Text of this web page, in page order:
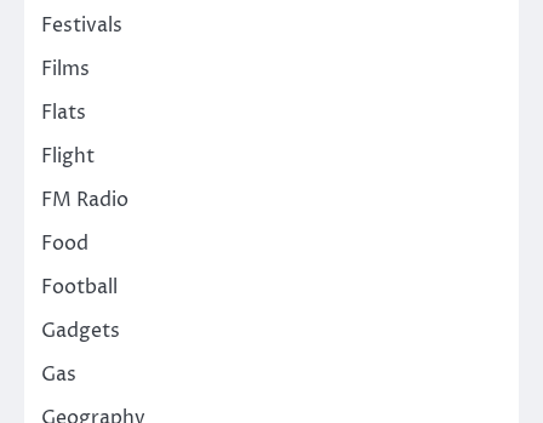
Festivals
Films
Flats
Flight
FM Radio
Food
Football
Gadgets
Gas